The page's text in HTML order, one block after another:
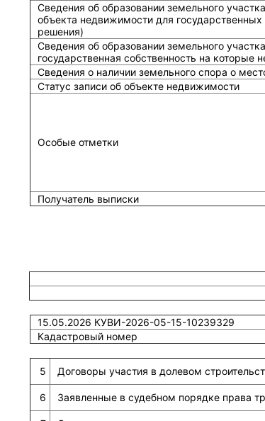
Сведения об образовании земельного
объекта недвижимости для
решения)
Сведения об образовании земельного
государственная собственность на которые
Сведения о наличии земельного спора о
Статус записи об объекте недвижимости
Особые отметки
Получатель выписки
15.05.2026 КУВИ-2026-05-15-10239329
Кадастровый номер
5 Договоры участия в долевом
6
Заявленные в судебном порядке права